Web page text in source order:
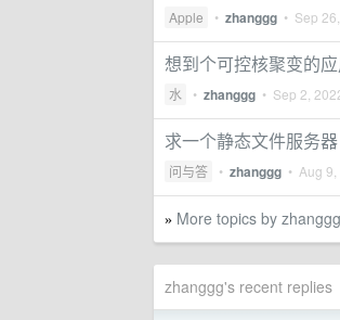
Apple • zhanggg • Sep
想到个可控核聚变的
水 • zhanggg • Sep 2,
求一个静态文件服务器
问与答 • zhanggg • Aug
» More topics by zhanggg
zhanggg's recent replies